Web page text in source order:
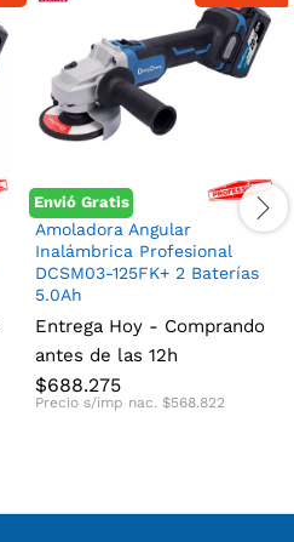
Envió Gratis
Amoladora Angular
Inalámbrica Profesional
DCSM03-125FK+ 2 Baterías
5.0Ah
Entrega Hoy - Comprando
antes de las 12h
$688.275
Precio s/imp nac. $568.822